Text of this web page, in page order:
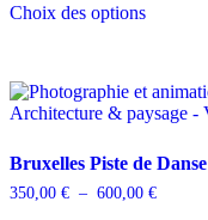
Choix des options
Bruxelles Piste de Danse
350,00 € – 600,00 €